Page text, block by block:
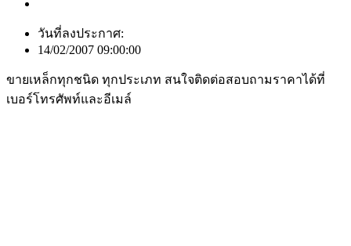
วันที่ลงประกาศ:
14/02/2007 09:00:00
ขายเหล็กทุกชนิด ทุกประเภท สนใจติดต่อสอบถามราคาได้ที่
เบอร์โทรศัพท์และอีเมล์